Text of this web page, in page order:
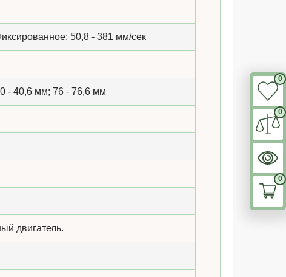
0
0
0
50,8 - 381 мм/сек
- 40,6 мм; 76 - 76,6 мм
двигатель.